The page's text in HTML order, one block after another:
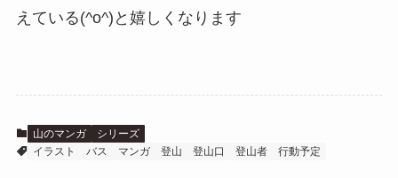
えている(^o^)と嬉しくなります
山のマンガ
シリーズ
イラスト
バス マンガ 登山 登山口 登山者 行動予定